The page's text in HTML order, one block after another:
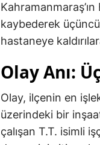
kaybederek
hastaneye
Olay Anı:
Olay, ilçenin en
üzerindeki bir
çalışan T.T. isimli